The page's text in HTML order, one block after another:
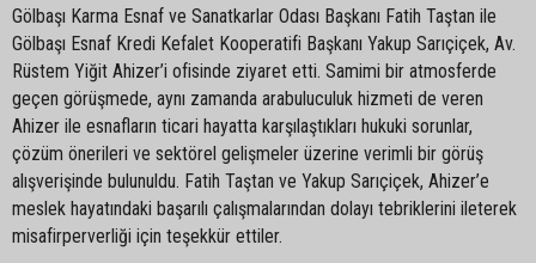
Gölbaşı Karma Esnaf ve Sanatkarlar Odası Başkanı Fatih Taştan ile
Gölbaşı Esnaf Kredi Kefalet Kooperatifi Başkanı Yakup Sarıçiçek, Av.
Rüstem Yiğit Ahizer’i ofisinde ziyaret etti. Samimi bir atmosferde
geçen görüşmede, aynı zamanda arabuluculuk hizmeti de veren
Ahizer ile esnafların ticari hayatta karşılaştıkları hukuki sorunlar,
çözüm önerileri ve sektörel gelişmeler üzerine verimli bir görüş
alışverişinde bulunuldu. Fatih Taştan ve Yakup Sarıçiçek, Ahizer’e
meslek hayatındaki başarılı çalışmalarından dolayı tebriklerini ileterek
misafirperverliği için teşekkür ettiler.